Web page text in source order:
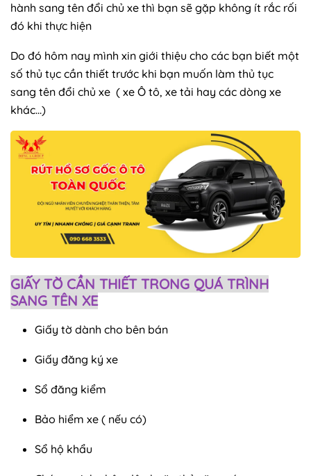
hành sang tên đổi chủ xe thì bạn sẽ gặp không ít rắc rối
đó khi thực hiện
Do đó hôm nay mình xin giới thiệu cho các bạn biết một
số thủ tục cần thiết trước khi bạn muốn làm thủ tục
sang tên đổi chủ xe ( xe Ô tô, xe tải hay các dòng xe
khác...)
GIẤY TỜ CẦN THIẾT TRONG QUÁ TRÌNH
SANG TÊN XE
Giấy tờ dành cho bên bán
Giấy đăng ký xe
Sổ đăng kiểm
Bảo hiểm xe ( nếu có)
Sổ hộ khẩu